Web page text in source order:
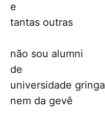
e
tantas outras
não sou alumni
de
universidade gringa
nem da gevê